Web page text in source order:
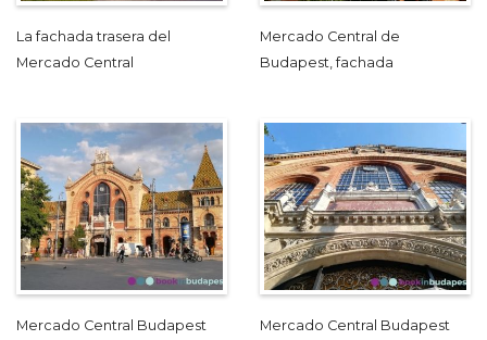
La fachada trasera del
Mercado Central
Mercado Central de
Budapest, fachada
Mercado Central Budapest Mercado Central Budapest